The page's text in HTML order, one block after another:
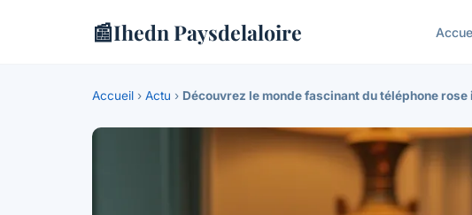
📰Ihedn Paysdelaloire
Accueil › Actu › Découvrez le monde fascinant du téléphone rose